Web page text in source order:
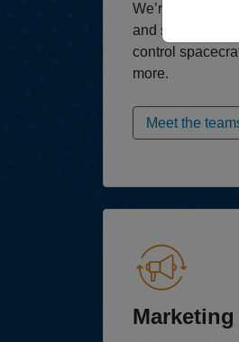
We’re building
and scientists
control
more.
Meet the
Marketing